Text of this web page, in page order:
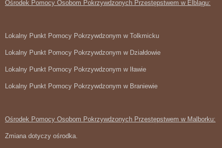
Ośrodek Pomocy Osobom Pokrzywdzonych Przestępstwem w Elblągu:
Lokalny Punkt Pomocy Pokrzywdzonym w Tolkmicku
Lokalny Punkt Pomocy Pokrzywdzonym w Działdowie
Lokalny Punkt Pomocy Pokrzywdzonym w Iławie
Lokalny Punkt Pomocy Pokrzywdzonym w Braniewie
Ośrodek Pomocy Osobom Pokrzywdzonych Przestępstwem w Malborku:
Zmiana dotyczy ośrodka.